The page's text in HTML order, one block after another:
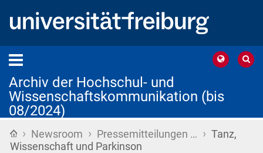
Archiv der Hochschul- und
Wissenschaftskommunikation (bis
08/2024)
Startseite
› Newsroom › Pressemitteilungen … › Tanz,
Wissenschaft und Parkinson